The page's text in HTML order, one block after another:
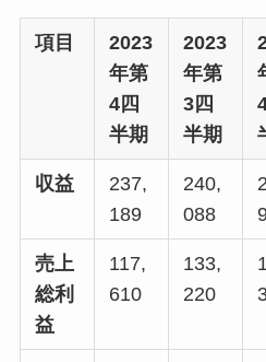
項目
2023
年第
4四
半期
2023
年第
3四
半期
収益
237,
189
240,
088
売上
総利
益
117,
610
133,
220